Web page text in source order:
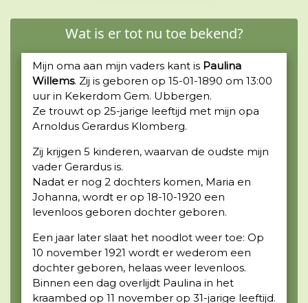
Wat is er tot nu toe bekend?
Mijn oma aan mijn vaders kant is Paulina
Willems. Zij is geboren op 15-01-1890 om 13:00
uur in Kekerdom Gem. Ubbergen.
Ze trouwt op 25-jarige leeftijd met mijn opa
Arnoldus Gerardus Klomberg.
Zij krijgen 5 kinderen, waarvan de oudste mijn
vader Gerardus is.
Nadat er nog 2 dochters komen, Maria en
Johanna, wordt er op 18-10-1920 een
levenloos geboren dochter geboren.
Een jaar later slaat het noodlot weer toe: Op
10 november 1921 wordt er wederom een
dochter geboren, helaas weer levenloos.
Binnen een dag overlijdt Paulina in het
kraambed op 11 november op 31-jarige leeftijd.